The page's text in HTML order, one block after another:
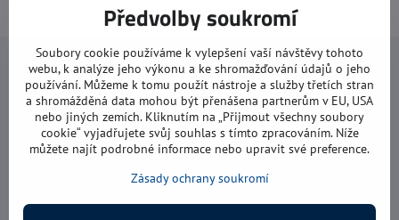
Navštivte nás
Otevírací doba:
pondělí: 8:00 - 16:00
čtvrtek: 8:00 - 17:00
Předvolby soukromí
Soubory cookie používáme k vylepšení vaší návštěvy tohoto
webu, k analýze jeho výkonu a ke shromažďování údajů o jeho
používání. Můžeme k tomu použít nástroje a služby třetích stran
a shromážděná data mohou být přenášena partnerům v EU, USA
nebo jiných zemích. Kliknutím na „Přijmout všechny soubory
cookie“ vyjadřujete svůj souhlas s tímto zpracováním. Níže
můžete najít podrobné informace nebo upravit své preference.
Zásady ochrany soukromí